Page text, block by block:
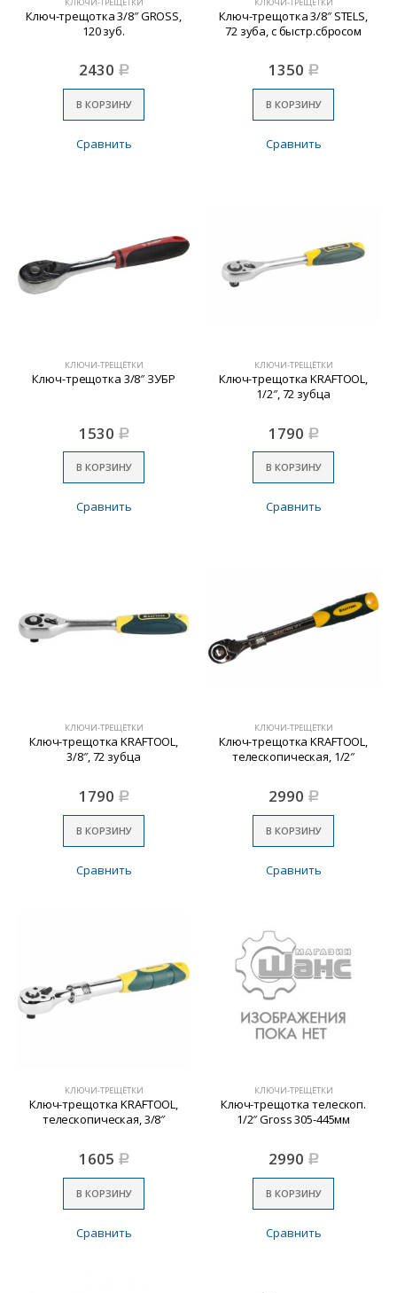
Ключ-трещотка 3/8″ GROSS,
120 зуб.
2430 Р
В КОРЗИНУ
Сравнить
Ключ-трещотка 3/8″ STELS,
72 зуба, с быстр.сбросом
1350 Р
В КОРЗИНУ
Сравнить
КЛЮЧИ-ТРЕЩЁТКИ
Ключ-трещотка 3/8″ ЗУБР
1530 Р
В КОРЗИНУ
Сравнить
КЛЮЧИ-ТРЕЩЁТКИ
Ключ-трещотка KRAFTOOL,
1/2″, 72 зубца
1790 Р
В КОРЗИНУ
Сравнить
КЛЮЧИ-ТРЕЩЁТКИ
Ключ-трещотка KRAFTOOL,
3/8″, 72 зубца
1790 Р
В КОРЗИНУ
Сравнить
КЛЮЧИ-ТРЕЩЁТКИ
Ключ-трещотка KRAFTOOL,
телескопическая, 1/2″
2990 Р
В КОРЗИНУ
Сравнить
КЛЮЧИ-ТРЕЩЁТКИ
Ключ-трещотка KRAFTOOL,
телескопическая, 3/8″
1605 Р
В КОРЗИНУ
Сравнить
КЛЮЧИ-ТРЕЩЁТКИ
Ключ-трещотка телескоп.
1/2″ Gross 305-445мм
2990 Р
В КОРЗИНУ
Сравнить